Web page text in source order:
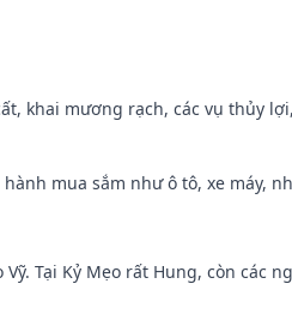
khai mương rạch, các vụ thủy
mua sắm như ô tô, xe máy,
Tại Kỷ Mẹo rất Hung, còn các